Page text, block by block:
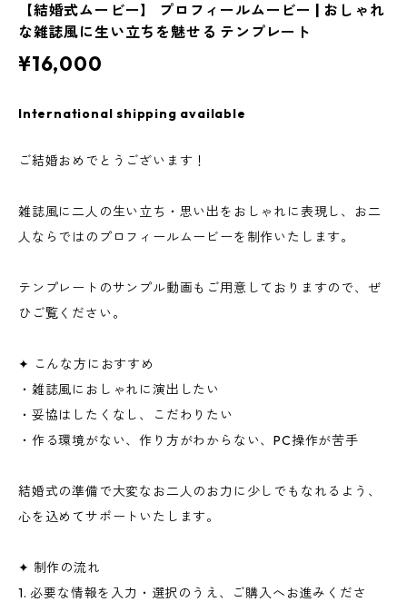
【結婚式ムービー】 プロフィールムービー | おしゃれ
な雑誌風に生い立ちを魅せる テンプレート
¥16,000
International shipping available
ご結婚おめでとうございます！
雑誌風に二人の生い立ち・思い出をおしゃれに表現し、お二
人ならではのプロフィールムービーを制作いたします。
テンプレートのサンプル動画もご用意しておりますので、ぜ
ひご覧ください。
✦ こんな方におすすめ
・雑誌風におしゃれに演出したい
・妥協はしたくなし、こだわりたい
・作る環境がない、作り方がわからない、PC操作が苦手
結婚式の準備で大変なお二人のお力に少しでもなれるよう、
心を込めてサポートいたします。
✦ 制作の流れ
1. 必要な情報を入力・選択のうえ、ご購入へお進みくださ